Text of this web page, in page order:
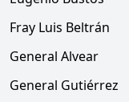
Fray Luis Beltrán
General Alvear
General Gutiérrez